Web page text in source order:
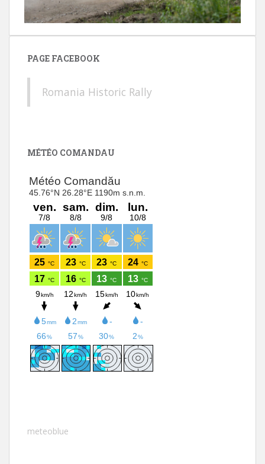
PAGE FACEBOOK
Romania Historic Rally
MÉTÉO COMANDAU
meteoblue